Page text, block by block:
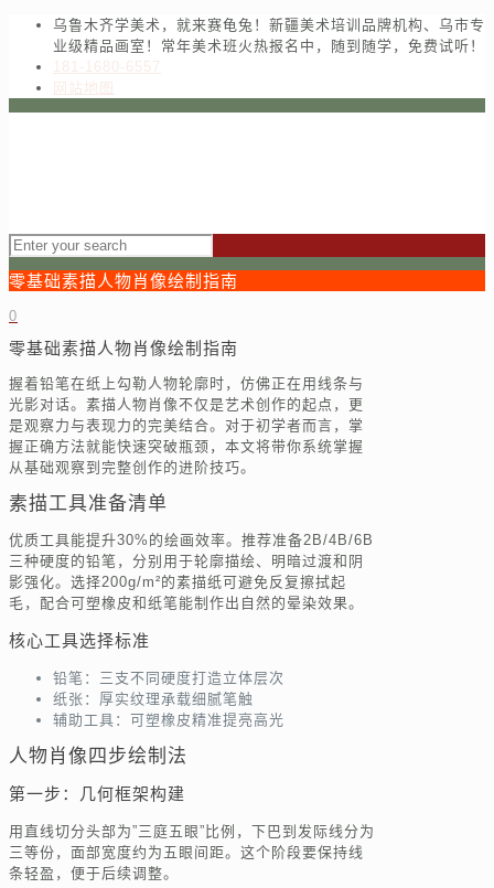
乌鲁木齐学美术，就来赛龟兔！新疆美术培训品牌机构、乌市专
业级精品画室！常年美术班火热报名中，随到随学，免费试听！
181-1680-6557
网站地图
零基础素描人物肖像绘制指南
0
零基础素描人物肖像绘制指南
握着铅笔在纸上勾勒人物轮廓时，仿佛正在用线条与
光影对话。素描人物肖像不仅是艺术创作的起点，更
是观察力与表现力的完美结合。对于初学者而言，掌
握正确方法就能快速突破瓶颈，本文将带你系统掌握
从基础观察到完整创作的进阶技巧。
素描工具准备清单
优质工具能提升30%的绘画效率。推荐准备2B/4B/6B
三种硬度的铅笔，分别用于轮廓描绘、明暗过渡和阴
影强化。选择200g/m²的素描纸可避免反复擦拭起
毛，配合可塑橡皮和纸笔能制作出自然的晕染效果。
核心工具选择标准
铅笔：三支不同硬度打造立体层次
纸张：厚实纹理承载细腻笔触
辅助工具：可塑橡皮精准提亮高光
人物肖像四步绘制法
第一步：几何框架构建
用直线切分头部为”三庭五眼”比例，下巴到发际线分为
三等份，面部宽度约为五眼间距。这个阶段要保持线
条轻盈，便于后续调整。